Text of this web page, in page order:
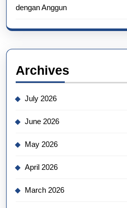
dengan Anggun
Archives
July 2026
June 2026
May 2026
April 2026
March 2026